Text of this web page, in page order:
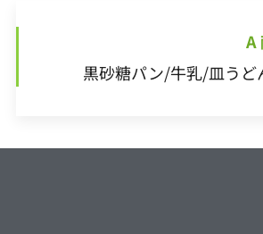
A
黒砂糖パン/牛乳/皿う